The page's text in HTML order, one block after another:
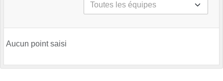
Aucun point saisi